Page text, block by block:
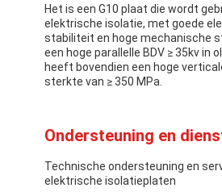
Het is een G10 plaat die wordt
elektrische isolatie, met goede
stabiliteit en hoge mechanische
een hoge parallelle BDV ≥ 35kv in
heeft bovendien een hoge
sterkte van ≥ 350 MPa.
Ondersteuning en
Technische ondersteuning en
elektrische isolatieplaten